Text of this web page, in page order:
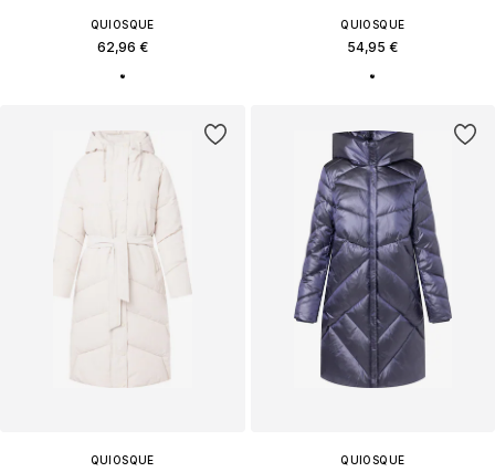
QUIOSQUE
62,96 €
QUIOSQUE
54,95 €
QUIOSQUE QUIOSQUE